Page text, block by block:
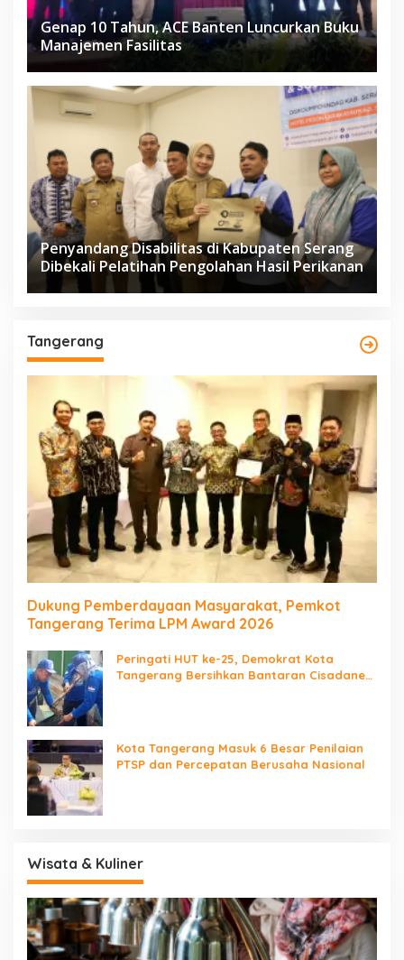
Genap 10 Tahun, ACE Banten Luncurkan Buku
Manajemen Fasilitas
Penyandang Disabilitas di Kabupaten Serang
Dibekali Pelatihan Pengolahan Hasil Perikanan
Tangerang
Dukung Pemberdayaan Masyarakat, Pemkot
Tangerang Terima LPM Award 2026
Peringati HUT ke-25, Demokrat Kota
Tangerang Bersihkan Bantaran Cisadane
Kota Tangerang Masuk 6 Besar Penilaian
PTSP dan Percepatan Berusaha Nasional
Wisata & Kuliner